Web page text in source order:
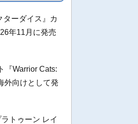
ターダイス』カ
年11月に発売
『Warrior Cats:
外向けとして発
トゥーン レイ